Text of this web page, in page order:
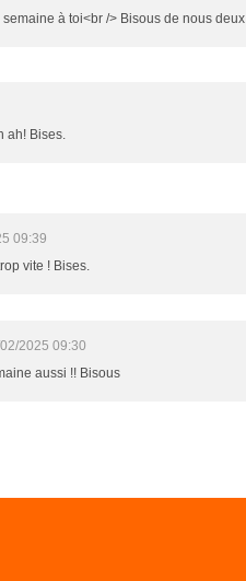
semaine à toi<br /> Bisous de nous deux
ah! Bises.
09:39
vite ! Bises.
2025 09:30
aussi !! Bisous